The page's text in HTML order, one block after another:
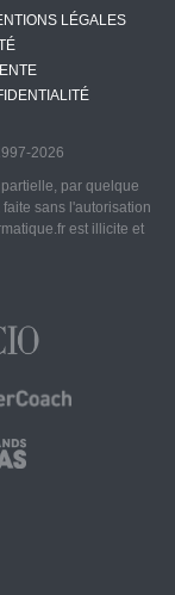
LÉGALES
2026
par quelque
sans l'autorisation
est illicite et